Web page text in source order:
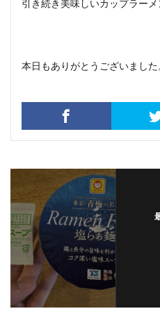
引き続き美味しいカップラーメ
本日もありがとうございました